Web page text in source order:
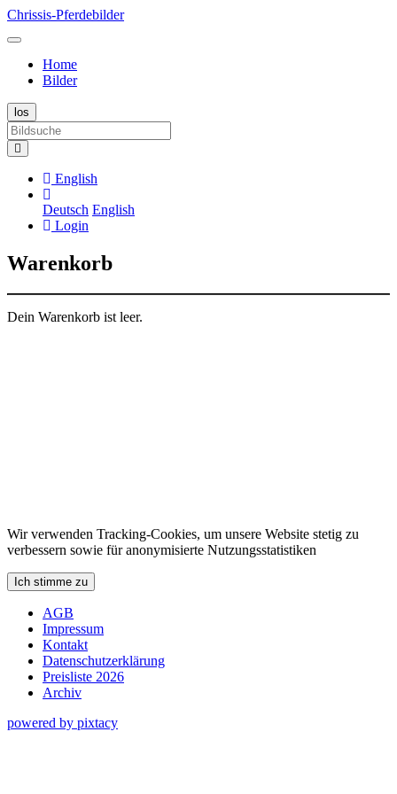
Chrissis-Pferdebilder
Home
Bilder
English
Deutsch English
Login
Warenkorb
Dein Warenkorb ist leer.
Wir verwenden Tracking-Cookies, um unsere Website stetig zu
verbessern sowie für anonymisierte Nutzungsstatistiken
Ich stimme zu
AGB
Impressum
Kontakt
Datenschutzerklärung
Preisliste 2026
Archiv
powered by pixtacy